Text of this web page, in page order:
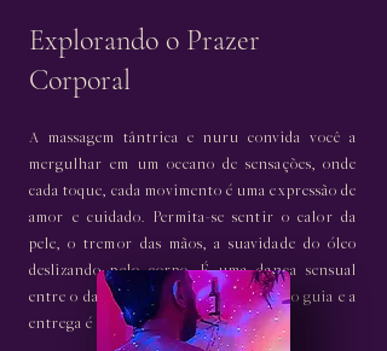
Explorando o Prazer
Corporal
A massagem tântrica e nuru convida você a
mergulhar em um oceano de sensações, onde
cada toque, cada movimento é uma expressão de
amor e cuidado. Permita-se sentir o calor da
pele, o tremor das mãos, a suavidade do óleo
deslizando pelo corpo. É uma dança sensual
entre o dar e receber, onde o prazer é o guia e a
entrega é a chave.